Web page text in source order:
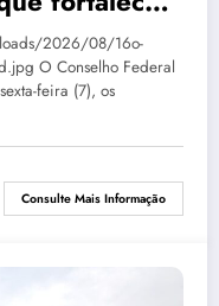
2026/08/16o-
O Conselho Federal
feira (7), os
Consulte Mais Informação